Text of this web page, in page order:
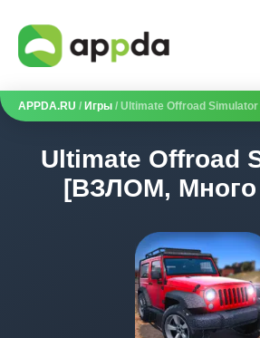
APPDA.RU / Игры / Ultimate Offroad
Ultimate Offroad
[ВЗЛОМ, Много